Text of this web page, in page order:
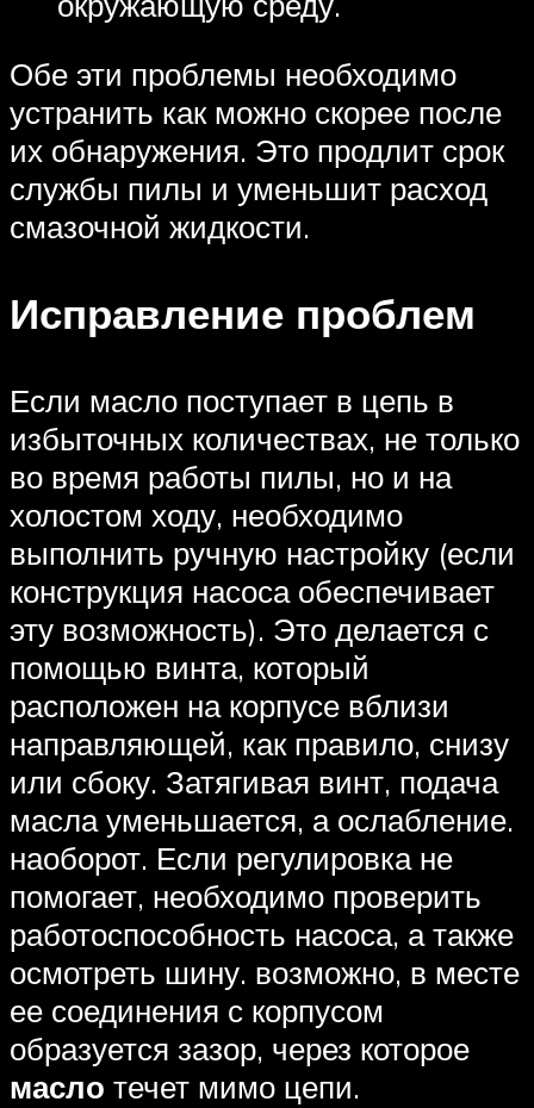
Обе эти проблемы необходимо
устранить как можно скорее после
их обнаружения. Это продлит срок
службы пилы и уменьшит расход
смазочной жидкости.
Исправление проблем
Если масло поступает в цепь в
избыточных количествах, не только
во время работы пилы, но и на
холостом ходу, необходимо
выполнить ручную настройку (если
конструкция насоса обеспечивает
эту возможность). Это делается с
помощью винта, который
расположен на корпусе вблизи
направляющей, как правило, снизу
или сбоку. Затягивая винт, подача
масла уменьшается, а ослабление.
наоборот. Если регулировка не
помогает, необходимо проверить
работоспособность насоса, а также
осмотреть шину. возможно, в месте
ее соединения с корпусом
образуется зазор, через которое
масло течет мимо цепи.